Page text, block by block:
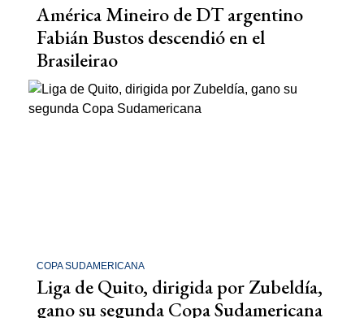
América Mineiro de DT argentino
Fabián Bustos descendió en el
Brasileirao
COPA SUDAMERICANA
Liga de Quito, dirigida por Zubeldía,
gano su segunda Copa Sudamericana